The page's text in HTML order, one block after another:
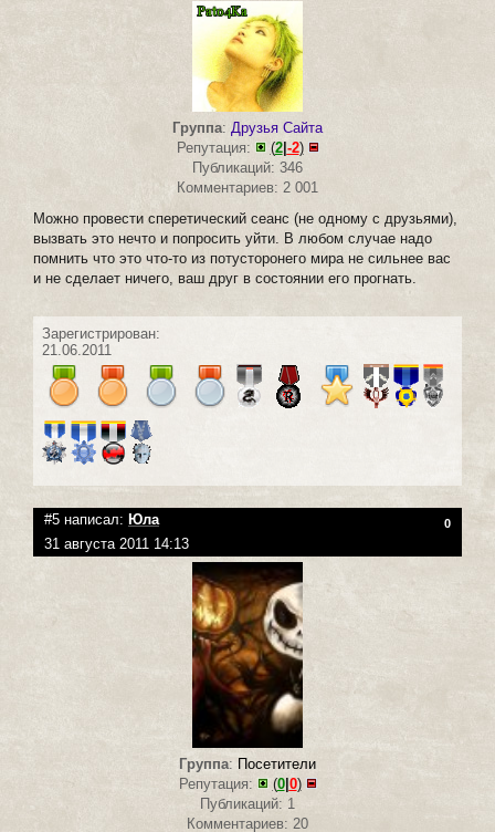
Группа: Друзья Сайта
Репутация:
(2| -2)
Публикаций: 346
Комментариев: 2 001
Можно провести сперетический сеанс (не одному с друзьями),
вызвать это нечто и попросить уйти. В любом случае надо
помнить что это что-то из потусторонего мира не сильнее вас
и не сделает ничего, ваш друг в состоянии его прогнать.
Зарегистрирован:
21.06.2011
#5 написал: Юла 0
31 августа 2011 14:13
Группа: Посетители
Репутация:
(0| 0)
Публикаций: 1
Комментариев: 20